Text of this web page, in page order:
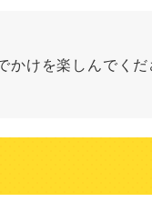
けを楽しんでくだ